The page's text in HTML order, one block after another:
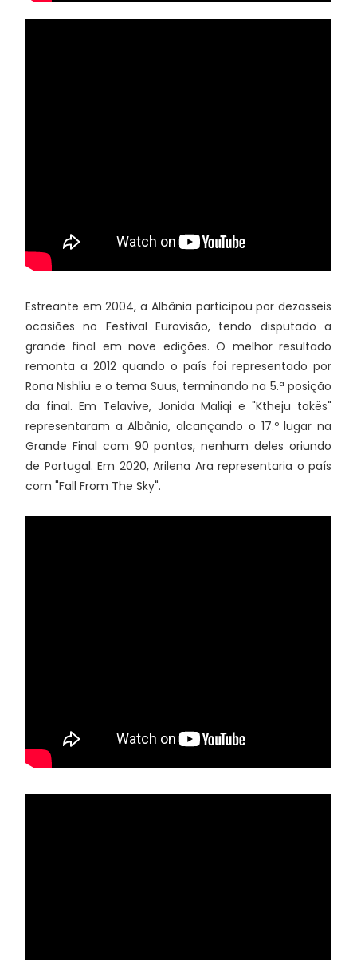
Estreante em 2004, a Albânia participou por dezasseis
ocasiões no Festival Eurovisão, tendo disputado a
grande final em nove edições. O melhor resultado
remonta a 2012 quando o país foi representado por
Rona Nishliu e o tema Suus, terminando na 5.ª posição
da final. Em Telavive, Jonida Maliqi e "Ktheju tokës"
representaram a Albânia, alcançando o 17.º lugar na
Grande Final com 90 pontos, nenhum deles oriundo
de Portugal. Em 2020, Arilena Ara representaria o país
com "Fall From The Sky".